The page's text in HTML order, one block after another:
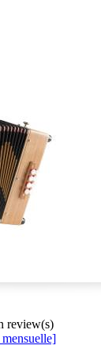
review(s)